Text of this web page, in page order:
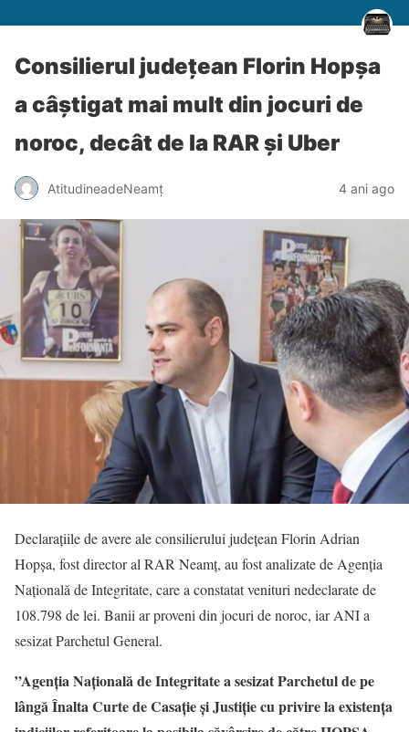
Consilierul județean Florin Hopșa
a câștigat mai mult din jocuri de
noroc, decât de la RAR și Uber
AtitudineadeNeamț 4 ani ago
Declarațiile de avere ale consilierului județean Florin Adrian
Hopșa, fost director al RAR Neamț, au fost analizate de Agenția
Națională de Integritate, care a constatat venituri nedeclarate de
108.798 de lei. Banii ar proveni din jocuri de noroc, iar ANI a
sesizat Parchetul General.
”Agenția Națională de Integritate a sesizat Parchetul de pe
lângă Înalta Curte de Casație și Justiție cu privire la existența